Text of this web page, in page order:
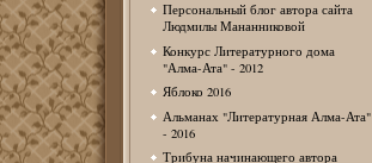
Персональный блог автора сайта
Людмилы Мананниковой
Конкурс Литературного дома
"Алма-Ата" - 2012
Яблоко 2016
Альманах "Литературная Алма-Ата"
- 2016
Трибуна начинающего автора